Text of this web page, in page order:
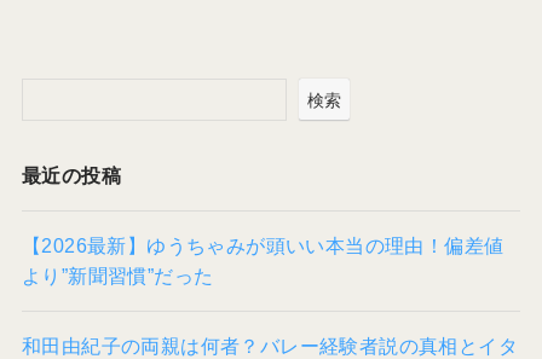
検索
最近の投稿
【2026最新】ゆうちゃみが頭いい本当の理由！偏差値
より”新聞習慣”だった
和田由紀子の両親は何者？バレー経験者説の真相とイタ